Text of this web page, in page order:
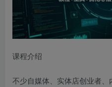
课程介绍
不少自媒体、实体店创业者